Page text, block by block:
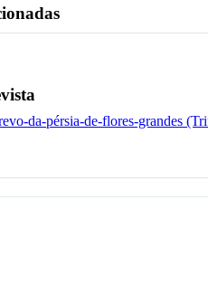
da-pérsia-de-flores-grandes